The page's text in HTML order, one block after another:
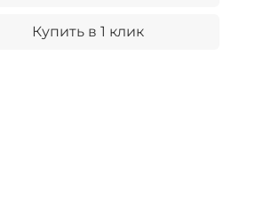
Купить в 1 клик